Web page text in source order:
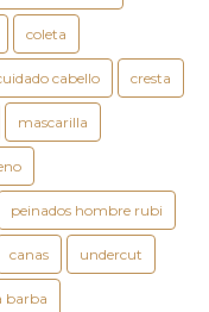
coleta
cabello cresta
mascarilla
peinados hombre rubi
canas undercut
barba